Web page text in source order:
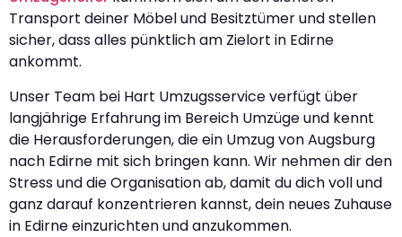
Transport deiner Möbel und Besitztümer und stellen
sicher, dass alles pünktlich am Zielort in Edirne
ankommt.
Unser Team bei Hart Umzugsservice verfügt über
langjährige Erfahrung im Bereich Umzüge und kennt
die Herausforderungen, die ein Umzug von Augsburg
nach Edirne mit sich bringen kann. Wir nehmen dir den
Stress und die Organisation ab, damit du dich voll und
ganz darauf konzentrieren kannst, dein neues Zuhause
in Edirne einzurichten und anzukommen.